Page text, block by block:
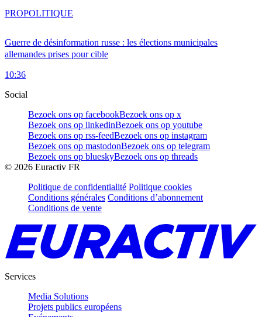
Guerre de désinformation russe : les élections municipales
allemandes prises pour cible
10:36
PROPOLITIQUE
Social
Bezoek ons op facebookBezoek ons op x
Bezoek ons op linkedinBezoek ons op youtube
Bezoek ons op rss-feedBezoek ons op instagram
Bezoek ons op mastodonBezoek ons op telegram
Bezoek ons op blueskyBezoek ons op threads
© 2026 Euractiv FR
Politique de confidentialité Politique cookies
Conditions générales Conditions d’abonnement
Conditions de vente
Services
Media Solutions
Projets publics européens